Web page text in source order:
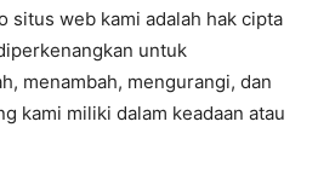
situs web kami adalah hak cipta
untuk
menambah, mengurangi, dan
kami miliki dalam keadaan atau